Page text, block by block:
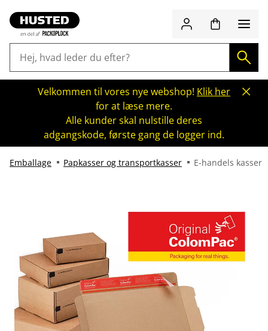
Velkommen til vores nye webshop! Klik her
for at læse mere.
Alle kunder skal nulstille deres
adgangskode, første gang de logger ind.
Emballage Papkasser og transportkasser E-handels kasser